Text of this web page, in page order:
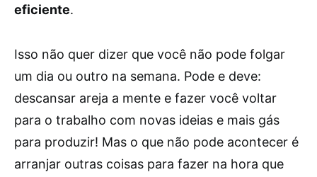
eficiente.
Isso não quer dizer que você não pode folgar
um dia ou outro na semana. Pode e deve:
descansar areja a mente e fazer você voltar
para o trabalho com novas ideias e mais gás
para produzir! Mas o que não pode acontecer é
arranjar outras coisas para fazer na hora que